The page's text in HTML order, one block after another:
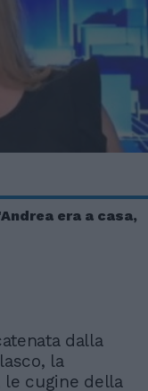
era a casa,
dalla
la
le cugine della